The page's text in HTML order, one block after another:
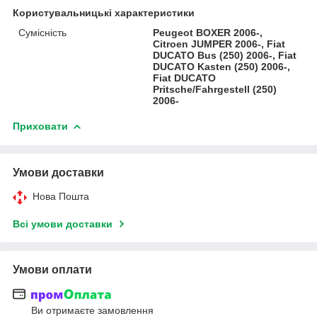
Користувальницькі характеристики
Сумісність
Peugeot BOXER 2006-,
Citroen JUMPER 2006-, Fiat
DUCATO Bus (250) 2006-, Fiat
DUCATO Kasten (250) 2006-,
Fiat DUCATO
Pritsche/Fahrgestell (250)
2006-
Приховати
Умови доставки
Нова Пошта
Всі умови доставки
Умови оплати
Ви отримаєте замовлення